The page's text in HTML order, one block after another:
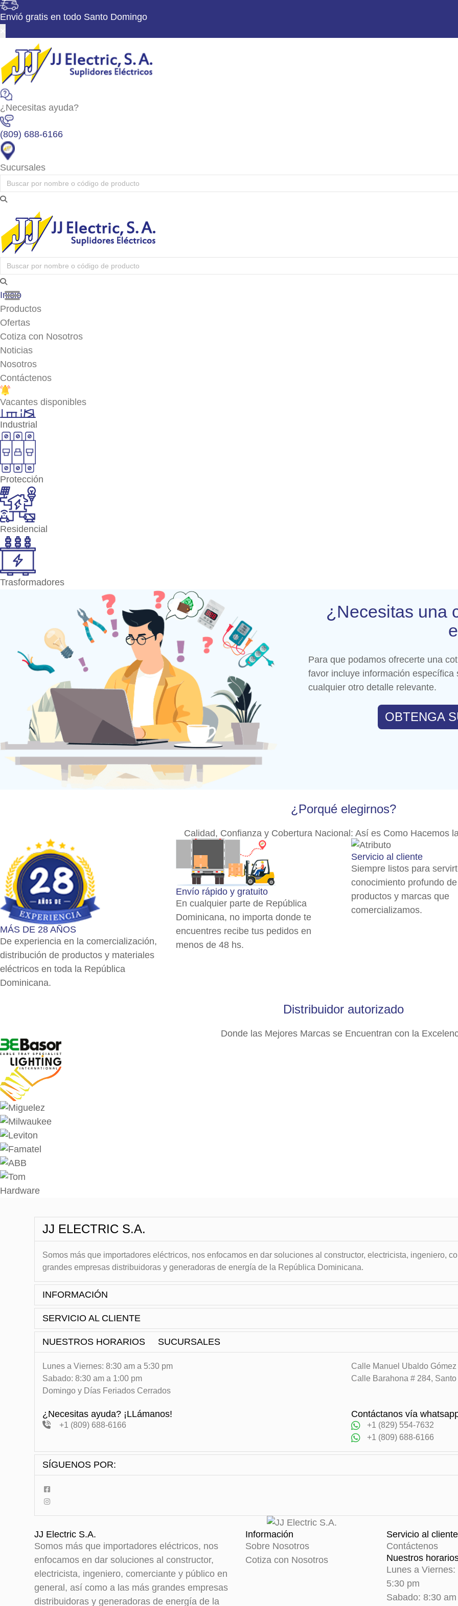
Envió gratis en todo Santo Domingo
¿Necesitas ayuda?
(809) 688-6166
Sucursales
Inicio
Productos
Ofertas
Cotiza con Nosotros
Noticias
Nosotros
Contáctenos
Vacantes disponibles
Alta y Media Tensión
Cables Eléctricos
Fitting
Herramientas y Accesorios
Iluminación
Industrial
Protección
Residencial
Trasformadores
¿Necesitas una
Para que podamos ofrecerte una
favor incluye información
cualquier otro detalle relevante.
OBTENGA
¿Porqué elegirnos?
Calidad, Confianza y Cobertura Nacional: Así es Como Hacemos
MÁS DE 28 AÑOS
De experiencia en la comercialización,
distribución de productos y materiales
eléctricos en toda la República
Dominicana.
Envío rápido y gratuito
En cualquier parte de República
Dominicana, no importa donde te
encuentres recibe tus pedidos en
menos de 48 hs.
Servicio al cliente
Siempre listos para
conocimiento profundo
productos y marcas que
comercializamos.
Distribuidor autorizado
Donde las Mejores Marcas se Encuentran con la
JJ ELECTRIC S.A.
Somos más que importadores eléctricos, nos enfocamos en dar soluciones al constructor, electricista, ingeniero,
grandes empresas distribuidoras y generadoras de energía de la República Dominicana.
INFORMACIÓN
SERVICIO AL CLIENTE
NUESTROS HORARIOS SUCURSALES
Lunes a Viernes: 8:30 am a 5:30 pm
Sabado: 8:30 am a 1:00 pm
Domingo y Días Feriados Cerrados
Calle Manuel Ubaldo
Calle Barahona # 284,
¿Necesitas ayuda? ¡LLámanos!
+1 (809) 688-6166
Contáctanos vía
+1 (829) 554-7632
+1 (809) 688-6166
SÍGUENOS POR:
JJ Electric S.A.
Somos más que importadores eléctricos, nos
enfocamos en dar soluciones al constructor,
electricista, ingeniero, comerciante y público en
general, así como a las más grandes empresas
distribuidoras y generadoras de energía de la
Información
Sobre Nosotros
Cotiza con Nosotros
Servicio al cliente
Contáctenos
Nuestros
Lunes a
5:30 pm
Sabado: 8:30